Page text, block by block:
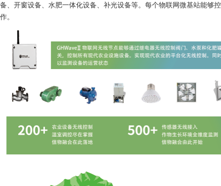
备、开窗设备、水肥一体化设备、补光设备等。每个物联网微基站能够
作。